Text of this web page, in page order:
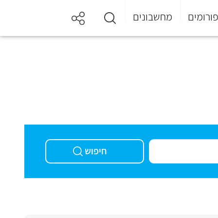
פורומים מחשבונים
חיפוש